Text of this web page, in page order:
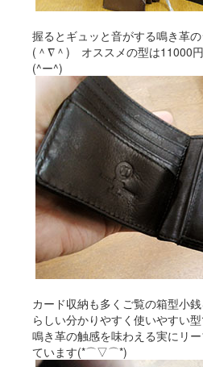
握るとギュッと音がする鳴き革
(＾∇＾) オススメの型は11000
(^ー^)
カード収納も多くご覧の箱型小
らしい分かりやすく使いやす
鳴き革の触感を味わえる実にリ
ています(*⌒▽⌒*)